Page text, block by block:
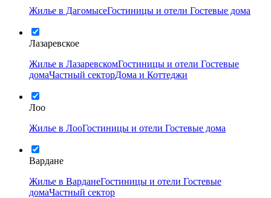
Жилье в ДагомысеГостиницы и отели Гостевые дома
Лазаревское
Жилье в ЛазаревскомГостиницы и отели Гостевые
домаЧастный секторДома и Коттеджи
Лоо
Жилье в ЛооГостиницы и отели Гостевые дома
Вардане
Жилье в ВарданеГостиницы и отели Гостевые
домаЧастный сектор